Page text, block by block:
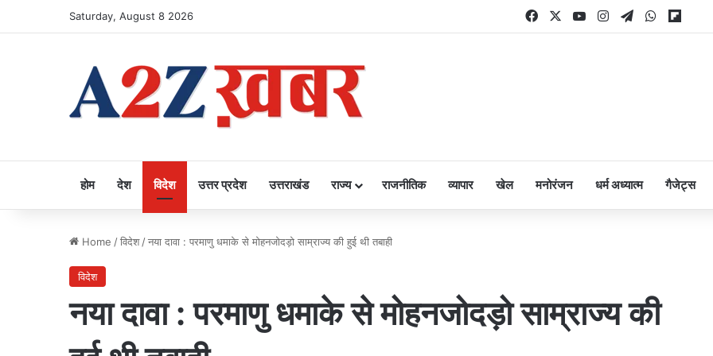
Saturday, August 8 2026 FacebookYouTubeInstagram
TelegramWhatsApp
होम देश विदेश उत्तर प्रदेश उत्तराखंड राज्य राजनीतिक व्यापार खेल मनोरंजन धर्म अध्यात्म गैजेट्स
Home /विदेश /नया दावा : परमाणु धमाके से मोहनजोदड़ो साम्राज्य की हुई थी तबाही
विदेश
नया दावा : परमाणु धमाके से मोहनजोदड़ो साम्राज्य की